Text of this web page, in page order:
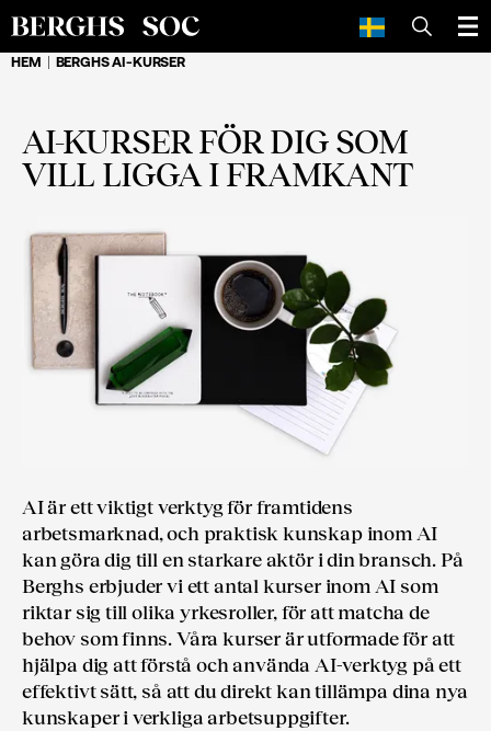
SÖK
HEM BERGHS AI-KURSER
AI-KURSER FÖR DIG SOM
VILL LIGGA I FRAMKANT
AI är ett viktigt verktyg för framtidens
arbetsmarknad, och praktisk kunskap inom AI
kan göra dig till en starkare aktör i din bransch. På
Berghs erbjuder vi ett antal kurser inom AI som
riktar sig till olika yrkesroller, för att matcha de
behov som finns. Våra kurser är utformade för att
hjälpa dig att förstå och använda AI-verktyg på ett
effektivt sätt, så att du direkt kan tillämpa dina nya
kunskaper i verkliga arbetsuppgifter.